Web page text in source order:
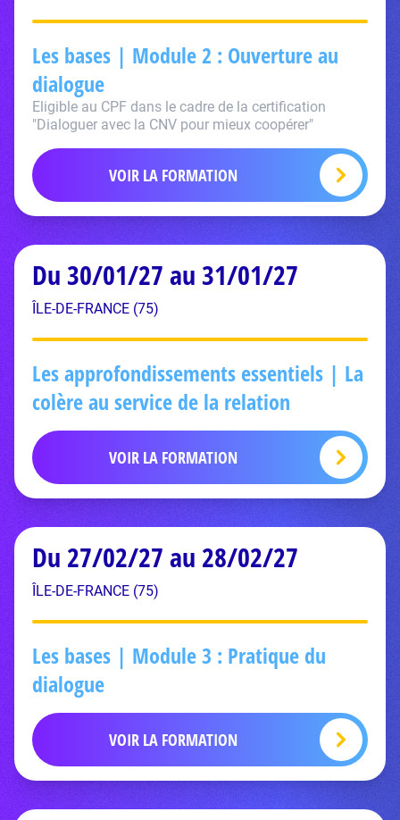
Les bases | Module 2 : Ouverture au
dialogue
Eligible au CPF dans le cadre de la certification
"Dialoguer avec la CNV pour mieux coopérer"
VOIR LA FORMATION
Du 30/01/27 au 31/01/27
ÎLE-DE-FRANCE (75)
Les approfondissements essentiels | La
colère au service de la relation
VOIR LA FORMATION
Du 27/02/27 au 28/02/27
ÎLE-DE-FRANCE (75)
Les bases | Module 3 : Pratique du
dialogue
VOIR LA FORMATION